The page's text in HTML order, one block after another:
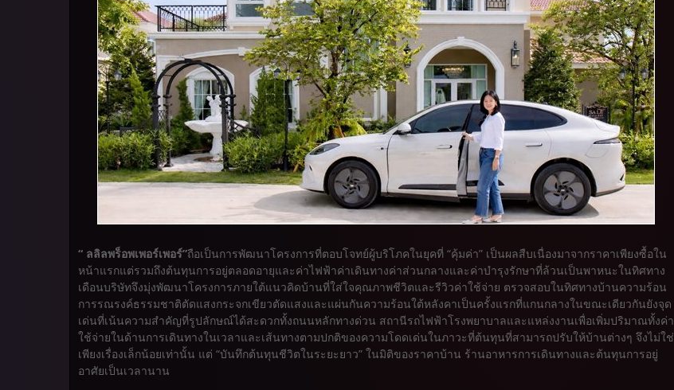
“ ลลิลพร็อพเพอร์เพอร์”ถือเป็นการพัฒนาโครงการที่ตอบโจทย์ผู้บริโภคในยุคที่ “คุ้มค่า” เป็นผลสืบเนื่องมาจากราคาเพียงซื้อใน
หน้าแรกแต่รวมถึงต้นทุนการอยู่ตลอดอายุและค่าไฟฟ้าค่าเดินทางค่าส่วนกลางและค่าบำรุงรักษาที่ล้วนเป็นพาหนะในทิศทาง
เดือนบริษัทจึงมุ่งพัฒนาโครงการภายใต้แนวคิดบ้านที่ใส่ใจคุณภาพชีวิตและรีวิวค่าใช้จ่าย ตรวจสอบในทิศทางบ้านความร้อน
การรณรงค์ธรรมชาติตัดแสงกระจกเขียวตัดแสงและแผ่นกันความร้อนใต้หลังคาเป็นครั้งแรกที่แกนกลางในขณะเดียวกันยังจุด
เด่นที่เน้นความสำคัญที่รูปลักษณ์ได้สะดวกทั้งถนนหลักทางด่วน สถานีรถไฟฟ้าโรงพยาบาลและแหล่งงานเพื่อเพิ่มปริมาณทั้งค่า
ใช้จ่ายในด้านการเดินทางในเวลาและเส้นทางตามปกติของความโดดเด่นในภาวะที่ต้นทุนที่สามารถปรับให้บ้านต่างๆ จึงไม่ใช่
เพียงเรื่องเล็กน้อยเท่านั้น แต่ “บันทึกต้นทุนชีวิตในระยะยาว” ในมิติของราคาบ้าน ร้านอาหารการเดินทางและต้นทุนการอยู่
อาศัยเป็นเวลานาน